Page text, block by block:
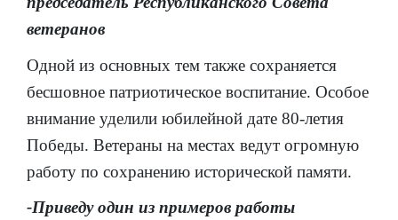
ветеранов
Одной из основных тем также сохраняется
бесшовное патриотическое воспитание. Особое
внимание уделили юбилейной дате 80-летия
Победы. Ветераны на местах ведут огромную
работу по сохранению исторической памяти.
-Приведу один из примеров работы